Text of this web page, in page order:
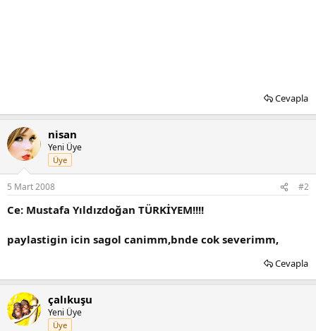
Cevapla
nisan
Yeni Üye
Üye
5 Mart 2008 #2
Ce: Mustafa Yıldızdoğan TÜRKİYEM!!!!
paylastigin icin sagol canimm,bnde cok severimm,
Cevapla
çalıkuşu
Yeni Üye
Üye